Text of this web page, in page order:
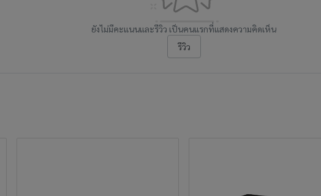
ยังไม่มีคะแนนและรีวิว เป็นคนแรกที่แสดงความคิดเห็น
รีวิว